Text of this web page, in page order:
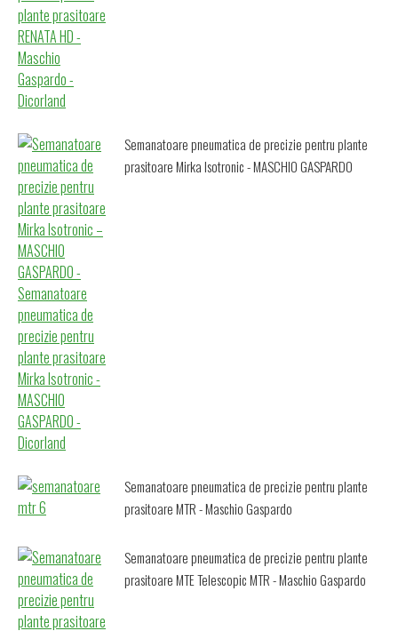
Semanatoare pneumatica de precizie pentru plante
prasitoare Mirka Isotronic - MASCHIO GASPARDO
Semanatoare pneumatica de precizie pentru plante
prasitoare MTR - Maschio Gaspardo
Semanatoare pneumatica de precizie pentru plante
prasitoare MTE Telescopic MTR - Maschio Gaspardo